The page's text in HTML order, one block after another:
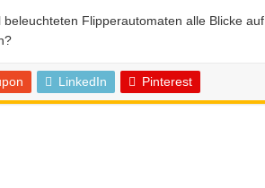
Flipperautomaten alle Blicke auf
LinkedIn Pinterest